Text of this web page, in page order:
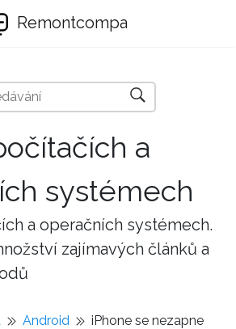
Remontcompa
a
systémech
a operačních systémech.
zajímavých článků a
Android iPhone se nezapne